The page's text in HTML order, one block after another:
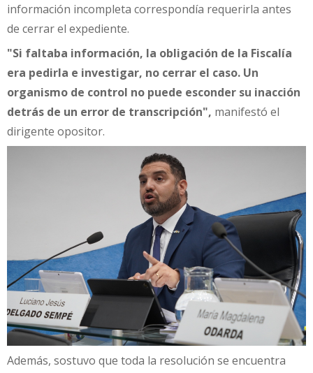
información incompleta correspondía requerirla antes
de cerrar el expediente.
"Si faltaba información, la obligación de la Fiscalía
era pedirla e investigar, no cerrar el caso. Un
organismo de control no puede esconder su inacción
detrás de un error de transcripción", manifestó el
dirigente opositor.
Además, sostuvo que toda la resolución se encuentra